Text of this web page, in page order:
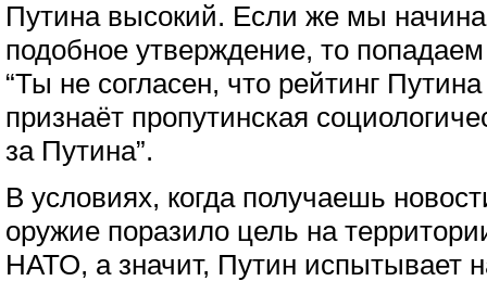
Путина высокий. Если же мы
подобное утверждение, то
“Ты не согласен, что рейтинг Путина
признаёт пропутинская
за Путина”.
В условиях, когда получаешь
оружие поразило цель на
НАТО, а значит, Путин испытывает